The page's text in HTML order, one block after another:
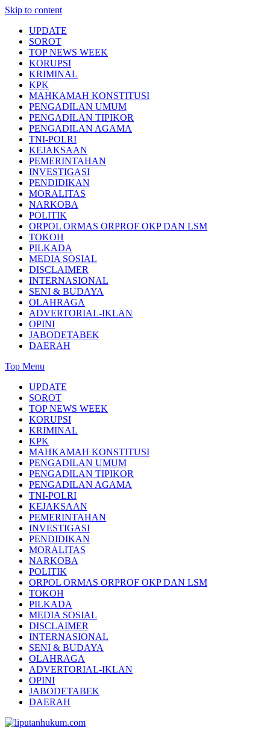
Skip to content
UPDATE
SOROT
TOP NEWS WEEK
KORUPSI
KRIMINAL
KPK
MAHKAMAH KONSTITUSI
PENGADILAN UMUM
PENGADILAN TIPIKOR
PENGADILAN AGAMA
TNI-POLRI
KEJAKSAAN
PEMERINTAHAN
INVESTIGASI
PENDIDIKAN
MORALITAS
NARKOBA
POLITIK
ORPOL ORMAS ORPROF OKP DAN LSM
TOKOH
PILKADA
MEDIA SOSIAL
DISCLAIMER
INTERNASIONAL
SENI & BUDAYA
OLAHRAGA
ADVERTORIAL-IKLAN
OPINI
JABODETABEK
DAERAH
Top Menu
UPDATE
SOROT
TOP NEWS WEEK
KORUPSI
KRIMINAL
KPK
MAHKAMAH KONSTITUSI
PENGADILAN UMUM
PENGADILAN TIPIKOR
PENGADILAN AGAMA
TNI-POLRI
KEJAKSAAN
PEMERINTAHAN
INVESTIGASI
PENDIDIKAN
MORALITAS
NARKOBA
POLITIK
ORPOL ORMAS ORPROF OKP DAN LSM
TOKOH
PILKADA
MEDIA SOSIAL
DISCLAIMER
INTERNASIONAL
SENI & BUDAYA
OLAHRAGA
ADVERTORIAL-IKLAN
OPINI
JABODETABEK
DAERAH